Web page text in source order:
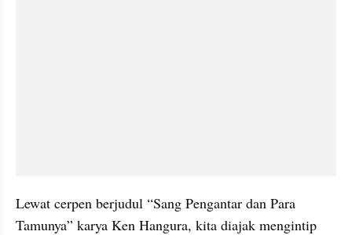
Lewat cerpen berjudul “Sang Pengantar dan Para
Tamunya” karya Ken Hangura, kita diajak mengintip